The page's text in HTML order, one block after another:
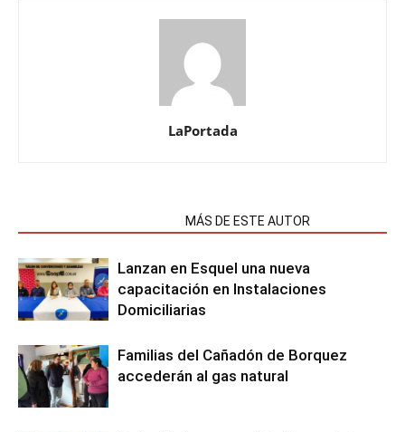
LaPortada
MÁS DE ESTE AUTOR
Lanzan en Esquel una nueva
capacitación en Instalaciones
Domiciliarias
Familias del Cañadón de Borquez
accederán al gas natural